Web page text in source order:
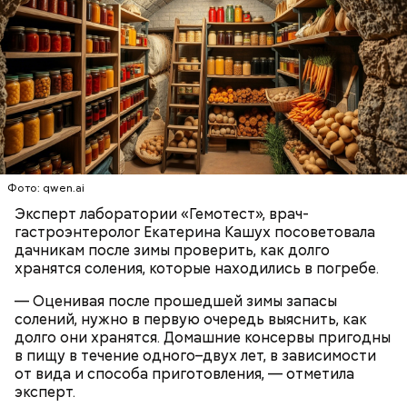
Фото: qwen.ai
Эксперт лаборатории «Гемотест», врач-
гастроэнтеролог Екатерина Кашух посоветовала
дачникам после зимы проверить, как долго
хранятся соления, которые находились в погребе.
— Оценивая после прошедшей зимы запасы
солений, нужно в первую очередь выяснить, как
долго они хранятся. Домашние консервы пригодны
в пищу в течение одного–двух лет, в зависимости
от вида и способа приготовления, — отметила
эксперт.
с сахарным диабетом;
лишним весом.